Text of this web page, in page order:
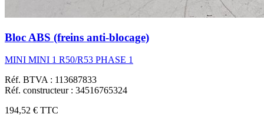
Bloc ABS (freins anti-blocage)
MINI MINI 1 R50/R53 PHASE 1
Réf. BTVA : 113687833
Réf. constructeur : 34516765324
194,52 € TTC